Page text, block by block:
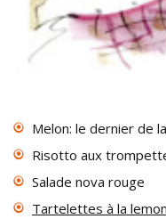
Melon: le dernier de
Risotto aux
Salade nova rouge
Tartelettes à la